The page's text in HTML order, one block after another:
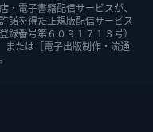
・電子書籍配信サービスが、
諾を得た正規版配信サービス
録番号第６０９１７１３号）
または［電子出版制作・流通